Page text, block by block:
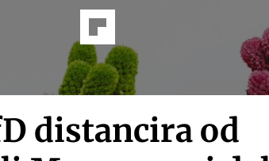
distancira od